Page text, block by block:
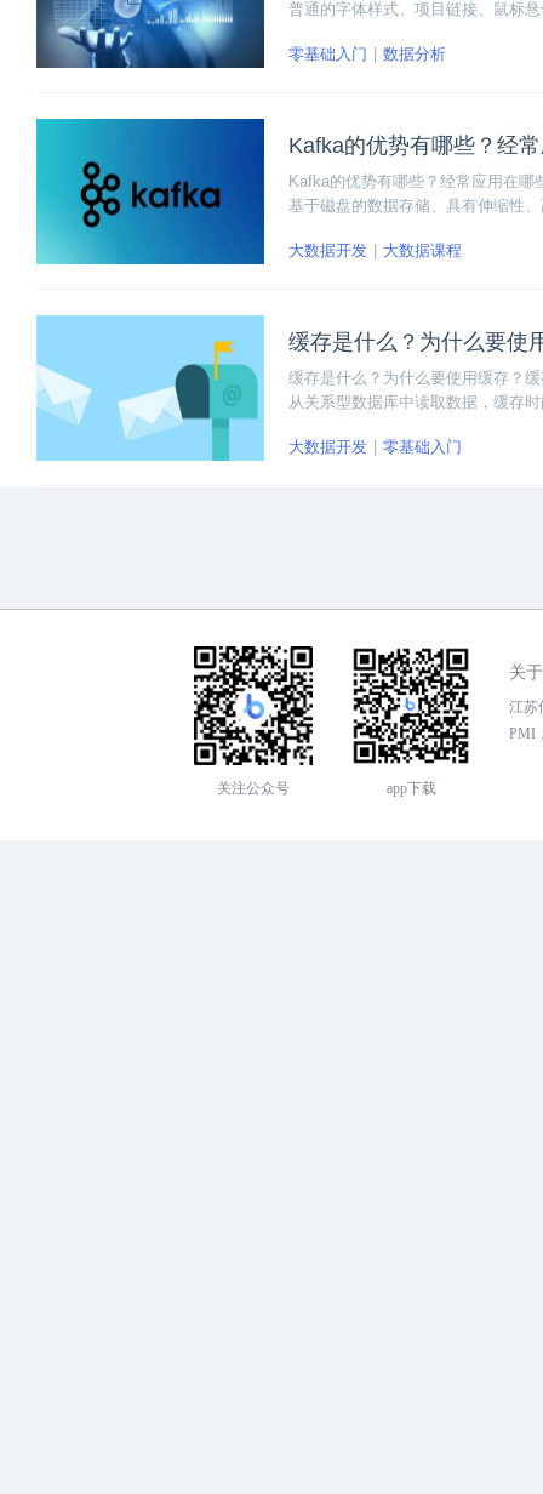
普通的字体样式、项目链接、鼠标
零基础入门
数据分析
Kafka的优势有哪些？经
Kafka的优势有哪些？经常应用在
基于磁盘的数据存储、具有伸缩性
大数据开发
大数据课程
缓存是什么？为什么要使
缓存是什么？为什么要使用缓存？
从关系型数据库中读取数据，缓存
大数据开发 零基础入门
关注公众号 app下载
关
江苏
PMI